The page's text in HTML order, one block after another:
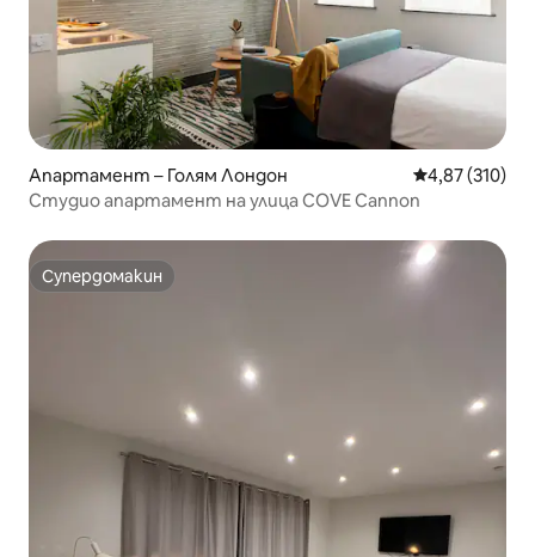
Апартамент – Голям Лондон Средна
4,87 (310)
Студио апартамент на улица COVE Cannon
Супердомакин
Супердомакин